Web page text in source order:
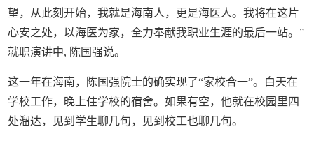
望，从此刻开始，我就是海南人，更是海医人。我将在这片
心安之处，以海医为家，全力奉献我职业生涯的最后一站。”
就职演讲中, 陈国强说。
这一年在海南，陈国强院士的确实现了“家校合一”。白天在
学校工作，晚上住学校的宿舍。如果有空，他就在校园里四
处溜达，见到学生聊几句，见到校工也聊几句。